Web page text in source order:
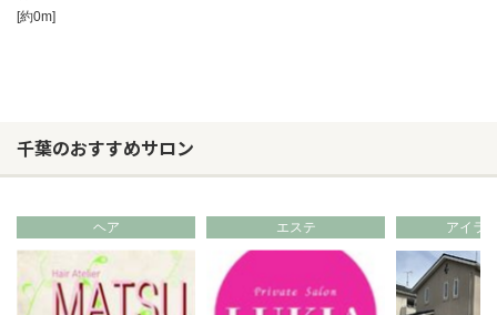
[約0m]
千葉のおすすめサロン
ヘア エステ アイラ